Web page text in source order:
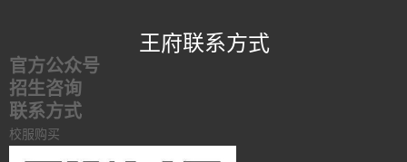
王府联系方式
官方公众号
招生咨询
联系方式
校服购买